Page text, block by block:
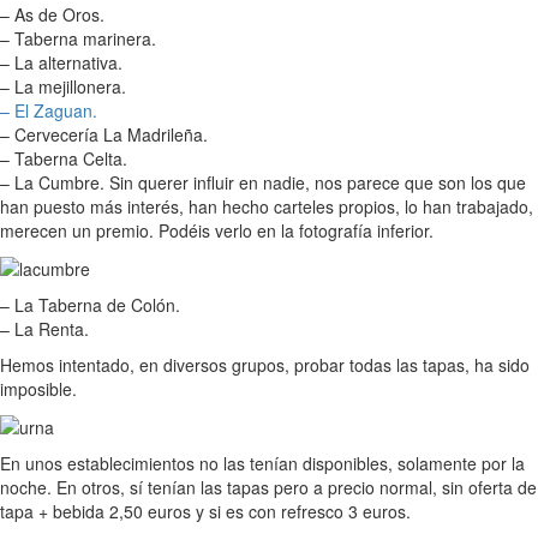
– As de Oros.
– Taberna marinera.
– La alternativa.
– La mejillonera.
– El Zaguan.
– Cervecería La Madrileña.
– Taberna Celta.
– La Cumbre. Sin querer influir en nadie, nos parece que son los que
han puesto más interés, han hecho carteles propios, lo han trabajado,
merecen un premio. Podéis verlo en la fotografía inferior.
– La Taberna de Colón.
– La Renta.
Hemos intentado, en diversos grupos, probar todas las tapas, ha sido
imposible.
En unos establecimientos no las tenían disponibles, solamente por la
noche. En otros, sí tenían las tapas pero a precio normal, sin oferta de
tapa + bebida 2,50 euros y si es con refresco 3 euros.